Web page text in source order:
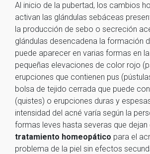
Al inicio de la pubertad, los cambios
activan las glándulas sebáceas
la producción de sebo o secreción
glándulas desencadena la formación
puede aparecer en varias formas en
pequeñas elevaciones de color rojo
erupciones que contienen pus
bolsa de tejido cerrada que puede
(quistes) o erupciones duras y
intensidad del acné varía según la
formas leves hasta severas que dejan
tratamiento homeopático para el
problema de la piel sin efectos